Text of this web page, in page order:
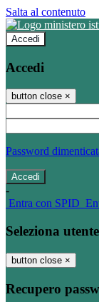
Salta al contenuto
Accedi
Accedi
button close ×
Password
-
Entra con SPID
Seleziona utente
button close ×
Recupero